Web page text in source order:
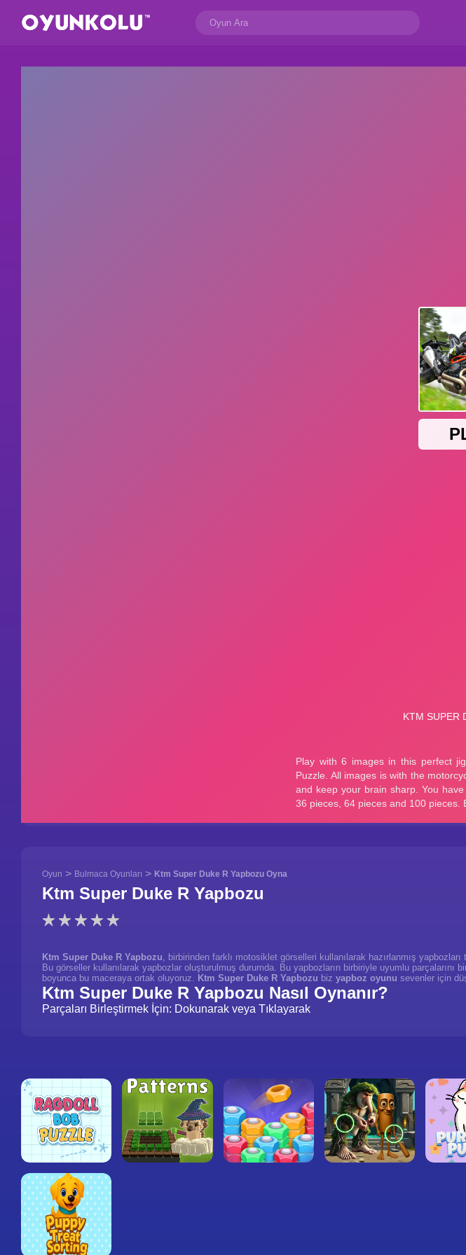
Oyun > Bulmaca Oyunları > Ktm Super Duke R Yapbozu Oyna
Ktm Super Duke R Yapbozu
Ktm Super Duke R Yapbozu, birbirinden farklı motosiklet görselleri kullanılarak hazırlanmış yapbozları
Bu görseller kullanılarak yapbozlar oluşturulmuş durumda. Bu yapbozların birbiriyle uyumlu
boyunca bu maceraya ortak oluyoruz. Ktm Super Duke R Yapbozu biz yapboz oyunu sevenler için
Ktm Super Duke R Yapbozu Nasıl Oynanır?
Parçaları Birleştirmek İçin: Dokunarak veya Tıklayarak